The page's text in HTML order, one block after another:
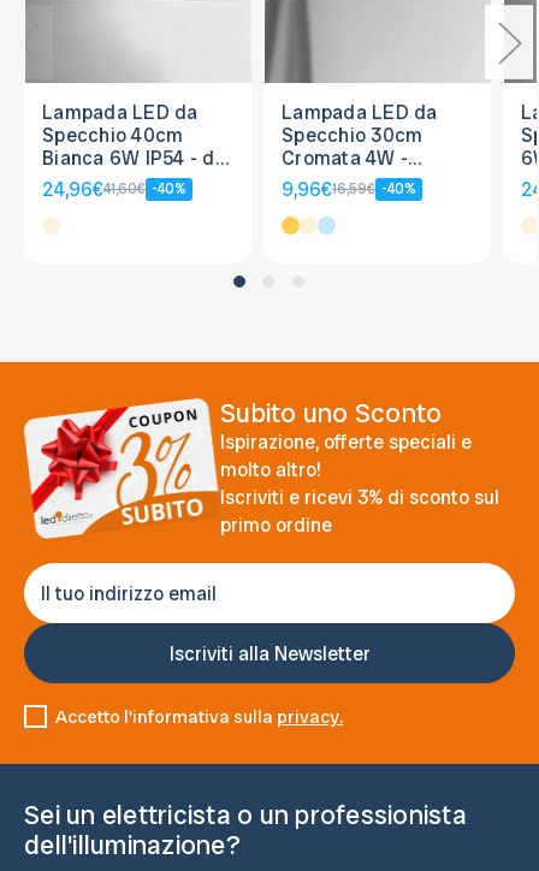
Lampada LED da
Specchio 40cm
Bianca 6W IP54 - da
Parete
24,96€41,60€ -40%
Lampada LED da
Specchio 30cm
Cromata 4W -
Doppia Installazione
9,96€16,59€ -40%
Subito uno Sconto
Ispirazione, offerte speciali e
molto altro!
Iscriviti e ricevi 3% di sconto sul
primo ordine
Accetto l'informativa sulla privacy.
Sei un elettricista o un professionista
dell'illuminazione?